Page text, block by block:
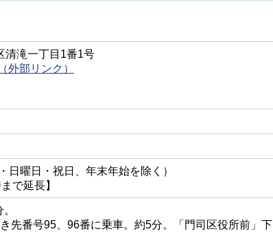
清滝一丁目1番1号
外部リンク）
日曜日・祝日、年末年始を除く）
で延長】
先番号95、96番に乗車。約5分。「門司区役所前」下